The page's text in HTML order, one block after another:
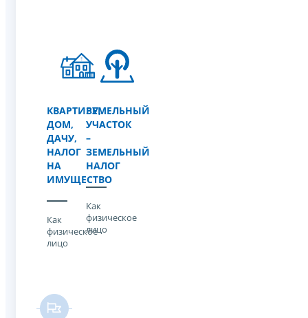
КВАРТИРУ,
ДОМ,
ДАЧУ,
НАЛОГ
НА
ИМУЩЕСТВО
Как
физическое
лицо
ЗЕМЕЛЬНЫЙ
УЧАСТОК
–
ЗЕМЕЛЬНЫЙ
НАЛОГ
Как
физическое
лицо